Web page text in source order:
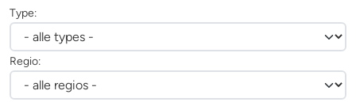
Type:
Regio: